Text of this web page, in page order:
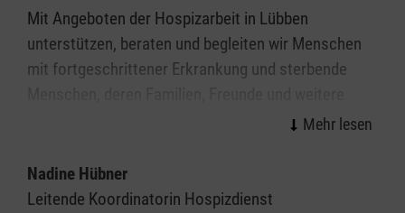
Mit Angeboten der Hospizarbeit in Lübben
unterstützen, beraten und begleiten wir Menschen
mit fortgeschrittener Erkrankung und sterbende
Zugehörige. Meist begleiten unsere ambulanten
zu Hause, in der Pflegeeinrichtung oder im
Krankenhaus.
Nadine Hübner
Leitende Koordinatorin Hospizdienst